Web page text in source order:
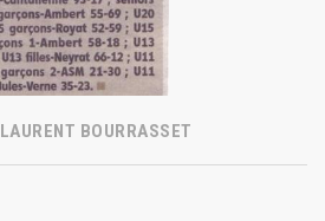
LAURENT BOURRASSET